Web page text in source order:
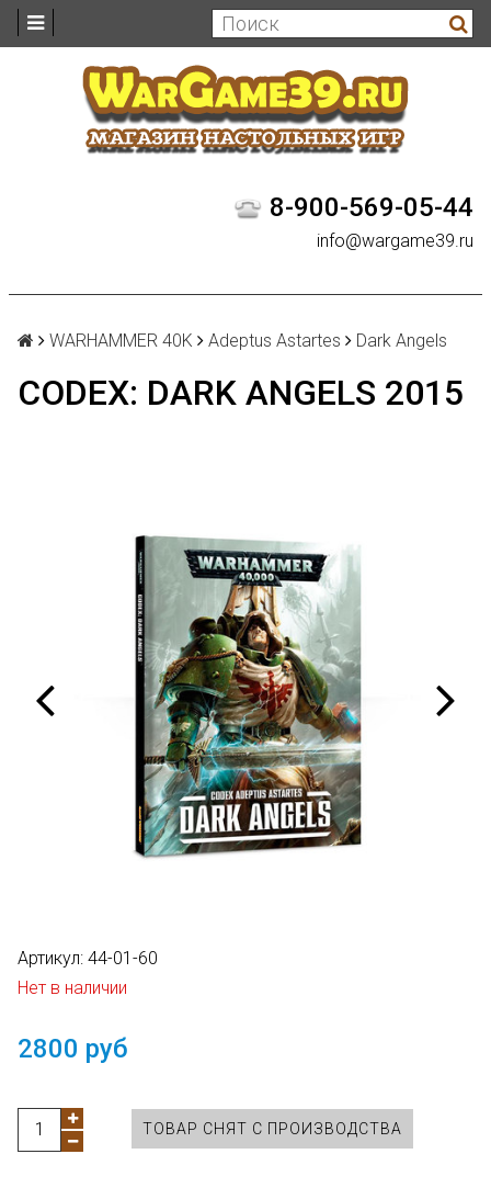
8-900-569-05-44
info@wargame39.ru
WARHAMMER 40K Adeptus Astartes Dark Angels
CODEX: DARK ANGELS 2015
Артикул: 44-01-60
Нет в наличии
2800 руб
ТОВАР СНЯТ С ПРОИЗВОДСТВА